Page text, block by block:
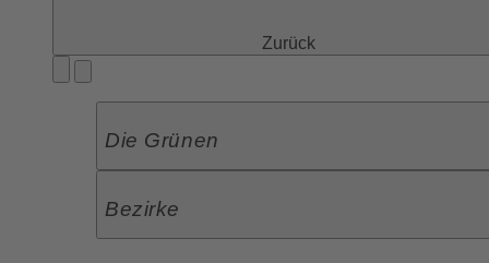
Zurück
Die Grünen
Bezirke